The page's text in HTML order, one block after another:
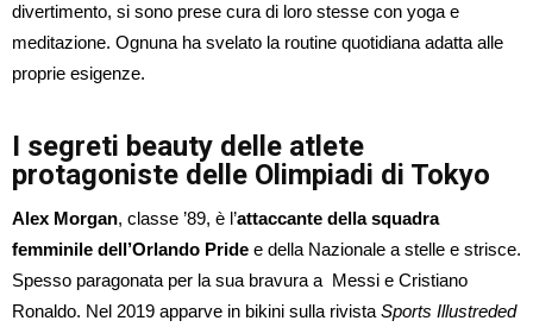
divertimento, si sono prese cura di loro stesse con yoga e
meditazione. Ognuna ha svelato la routine quotidiana adatta alle
proprie esigenze.
I segreti beauty delle atlete
protagoniste delle Olimpiadi di Tokyo
Alex Morgan, classe ’89, è l’attaccante della squadra
femminile dell’Orlando Pride e della Nazionale a stelle e strisce.
Spesso paragonata per la sua bravura a Messi e Cristiano
Ronaldo. Nel 2019 apparve in bikini sulla rivista Sports Illustreded